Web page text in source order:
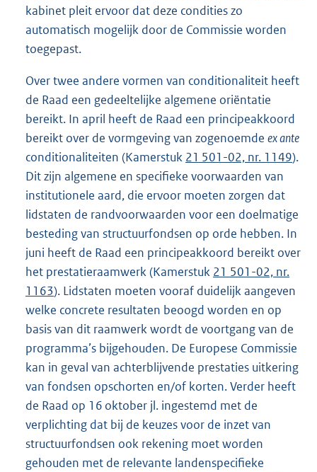
kabinet pleit ervoor dat deze condities zo
automatisch mogelijk door de Commissie worden
toegepast.
Over twee andere vormen van conditionaliteit heeft
de Raad een gedeeltelijke algemene oriëntatie
bereikt. In april heeft de Raad een principeakkoord
bereikt over de vormgeving van zogenoemde ex ante
conditionaliteiten (Kamerstuk 21 501-02, nr. 1149).
Dit zijn algemene en specifieke voorwaarden van
institutionele aard, die ervoor moeten zorgen dat
lidstaten de randvoorwaarden voor een doelmatige
besteding van structuurfondsen op orde hebben. In
juni heeft de Raad een principeakkoord bereikt over
het prestatieraamwerk (Kamerstuk 21 501-02, nr.
1163). Lidstaten moeten vooraf duidelijk aangeven
welke concrete resultaten beoogd worden en op
basis van dit raamwerk wordt de voortgang van de
programma’s bijgehouden. De Europese Commissie
kan in geval van achterblijvende prestaties uitkering
van fondsen opschorten en/of korten. Verder heeft
de Raad op 16 oktober jl. ingestemd met de
verplichting dat bij de keuzes voor de inzet van
structuurfondsen ook rekening moet worden
gehouden met de relevante landenspecifieke